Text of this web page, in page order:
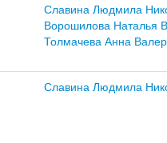
Славина Людмила
Ворошилова Наталья
Толмачева Анна
Славина Людмила